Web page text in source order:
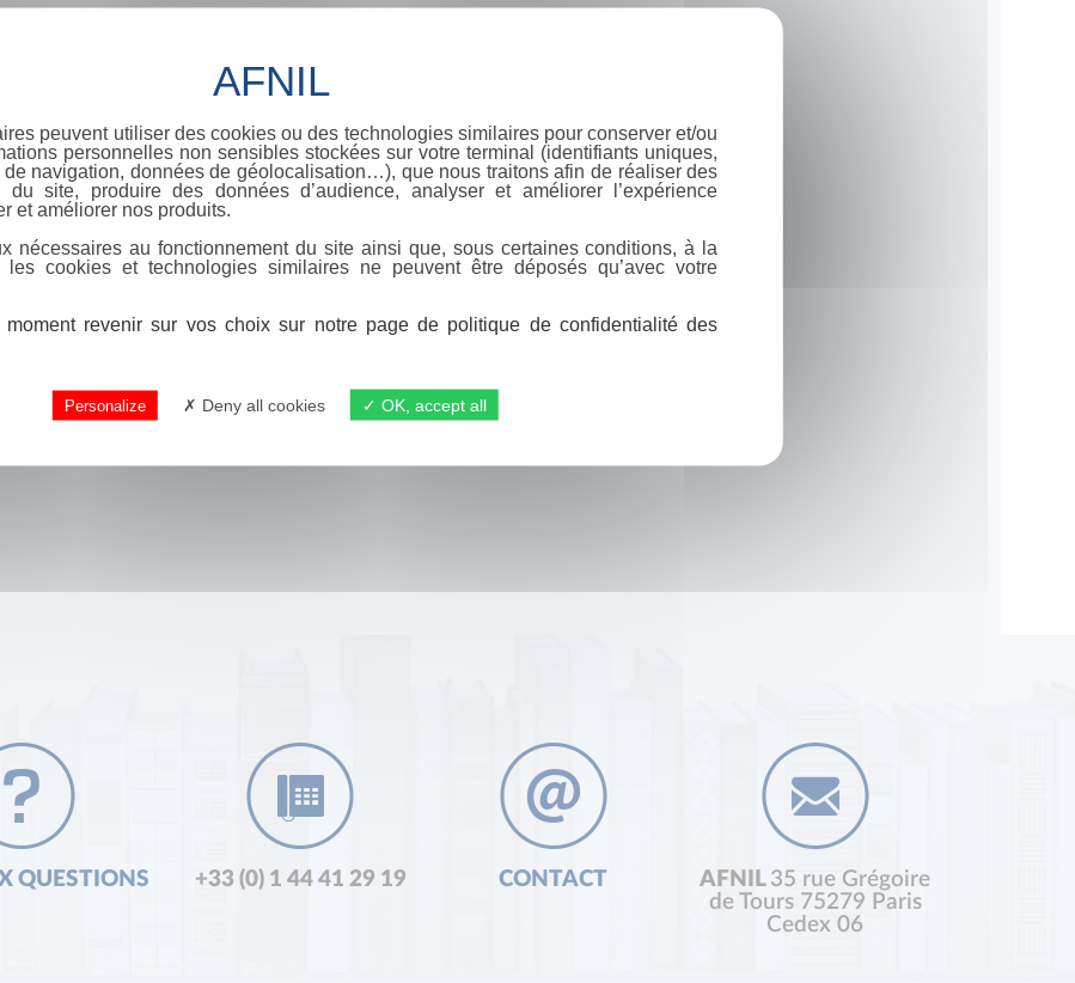
QUESTIONS +33 (0) 1 44 41 29 19 CONTACT AFNIL 35 rue Grégoire
de Tours 75279 Paris
Cedex 06
peuvent utiliser des cookies ou des technologies similaires pour conserver et/ou
personnelles non sensibles stockées sur votre terminal (identifiants uniques,
de navigation, données de géolocalisation…), que nous traitons afin de réaliser des
du site, produire des données d’audience, analyser et améliorer l’expérience
et améliorer nos produits.
nécessaires au fonctionnement du site ainsi que, sous certaines conditions, à la
les cookies et technologies similaires ne peuvent être déposés qu’avec votre
revenir sur vos choix sur notre page de politique de confidentialité des
Personalize Deny all cookies OK, accept all